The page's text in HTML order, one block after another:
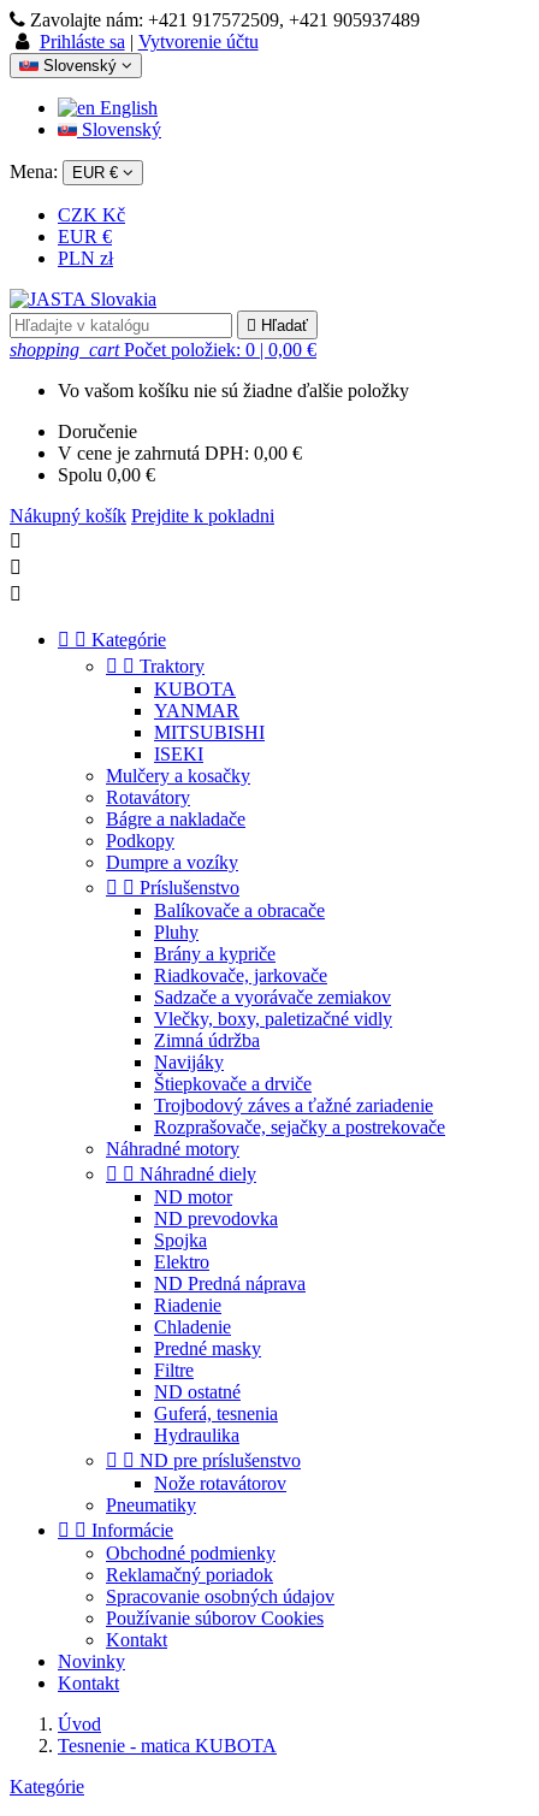
Zavolajte nám: +421 917572509, +421 905937489
Prihláste sa | Vytvorenie účtu
Slovenský
English
Slovenský
Mena: EUR €
CZK Kč
EUR €
PLN zł
 Hľadať
shopping_cart Počet položiek: 0 | 0,00 €
Vo vašom košíku nie sú žiadne ďalšie položky
Doručenie
V cene je zahrnutá DPH: 0,00 €
Spolu 0,00 €
Nákupný košík Prejdite k pokladni



  Kategórie
  Traktory
KUBOTA
YANMAR
MITSUBISHI
ISEKI
Mulčery a kosačky
Rotavátory
Bágre a nakladače
Podkopy
Dumpre a vozíky
  Príslušenstvo
Balíkovače a obracače
Pluhy
Brány a kypriče
Riadkovače, jarkovače
Sadzače a vyorávače zemiakov
Vlečky, boxy, paletizačné vidly
Zimná údržba
Navijáky
Štiepkovače a drviče
Trojbodový záves a ťažné zariadenie
Rozprašovače, sejačky a postrekovače
Náhradné motory
  Náhradné diely
ND motor
ND prevodovka
Spojka
Elektro
ND Predná náprava
Riadenie
Chladenie
Predné masky
Filtre
ND ostatné
Guferá, tesnenia
Hydraulika
  ND pre príslušenstvo
Nože rotavátorov
Pneumatiky
  Informácie
Obchodné podmienky
Reklamačný poriadok
Spracovanie osobných údajov
Používanie súborov Cookies
Kontakt
Novinky
Kontakt
Úvod
Tesnenie - matica KUBOTA
Kategórie